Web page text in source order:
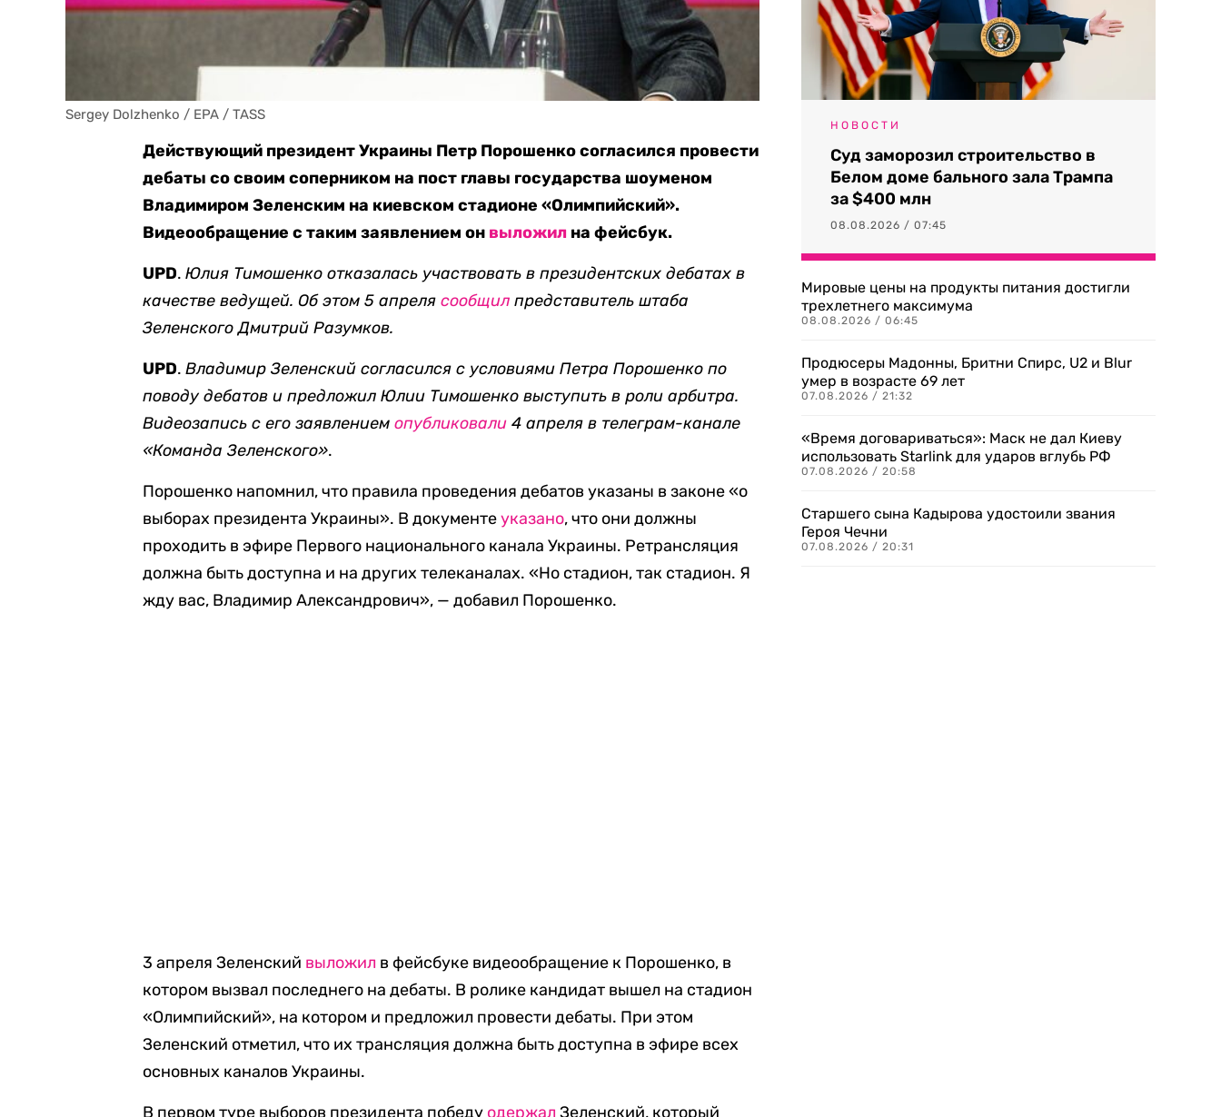
Sergey Dolzhenko / EPA / TASS
Действующий президент Украины Петр Порошенко согласился провести
дебаты со своим соперником на пост главы государства шоуменом
Владимиром Зеленским на киевском стадионе «Олимпийский».
Видеообращение с таким заявлением он выложил на фейсбук.
UPD.Юлия Тимошенко отказалась участвовать в президентских дебатах в
качестве ведущей. Об этом 5 апрелясообщил представитель штаба
Зеленского Дмитрий Разумков.
UPD.Владимир Зеленский согласился с условиями Петра Порошенко по
поводу дебатов и предложил Юлии Тимошенко выступить в роли арбитра.
Видеозапись с его заявлениемопубликовали 4 апреля в телеграм-канале
«Команда Зеленского».
Порошенко напомнил, что правила проведения дебатов указаны в законе «о
выборах президента Украины». В документеуказано, что они должны
проходить в эфире Первого национального канала Украины. Ретрансляция
должна быть доступна и на других телеканалах. «Но стадион, так стадион. Я
жду вас, Владимир Александрович», — добавил Порошенко.
3 апреля Зеленский выложил в фейсбуке видеообращение к Порошенко, в
котором вызвал последнего на дебаты. В ролике кандидат вышел на стадион
«Олимпийский», на котором и предложил провести дебаты. При этом
Зеленский отметил, что их трансляция должна быть доступна в эфире всех
основных каналов Украины.
В первом туре выборов президента победу одержал Зеленский, который
НОВОСТИ
Суд заморозил строительство в
Белом доме бального зала Трампа
за $400 млн
08.08.2026 / 07:45
Мировые цены на продукты питания достигли
трехлетнего максимума
08.08.2026 / 06:45
Продюсеры Мадонны, Бритни Спирс, U2 и Blur
умер в возрасте 69 лет
07.08.2026 / 21:32
«Время договариваться»: Маск не дал Киеву
использовать Starlink для ударов вглубь РФ
07.08.2026 / 20:58
Старшего сына Кадырова удостоили звания
Героя Чечни
07.08.2026 / 20:31